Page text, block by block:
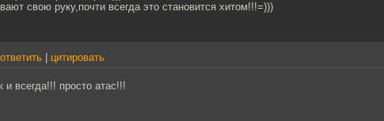
свою руку,почти всегда это становится хитом!!!=)))
ответить цитировать
всегда!!! просто атас!!!